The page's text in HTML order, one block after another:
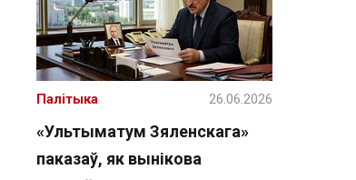
«Ультыматум Зяленскага»
паказаў, як вынікова
Палітыка 26.06.2026